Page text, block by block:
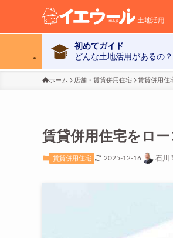
初めてガイド
どんな土地活用があるの？
ホーム 店舗・賃貸併用住宅 賃貸併用住
賃貸併用住宅をロ
賃貸併用住宅 2025-12-16 石川